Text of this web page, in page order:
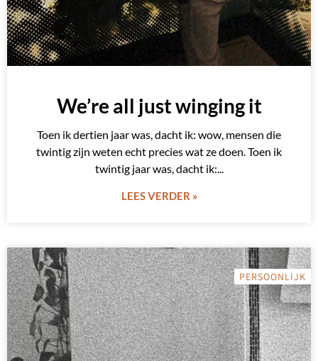
We’re all just winging it
Toen ik dertien jaar was, dacht ik: wow, mensen die
twintig zijn weten echt precies wat ze doen. Toen ik
twintig jaar was, dacht ik:
LEES VERDER »
PERSOONLIJK